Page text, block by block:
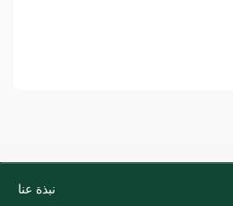
نبذة عنا